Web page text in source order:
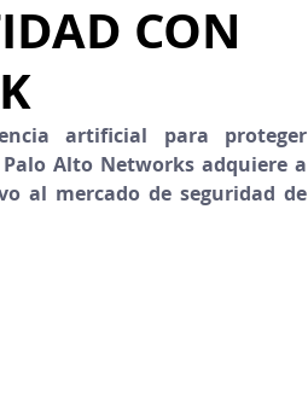
CON
artificial para proteger
Alto Networks adquiere a
al mercado de seguridad de